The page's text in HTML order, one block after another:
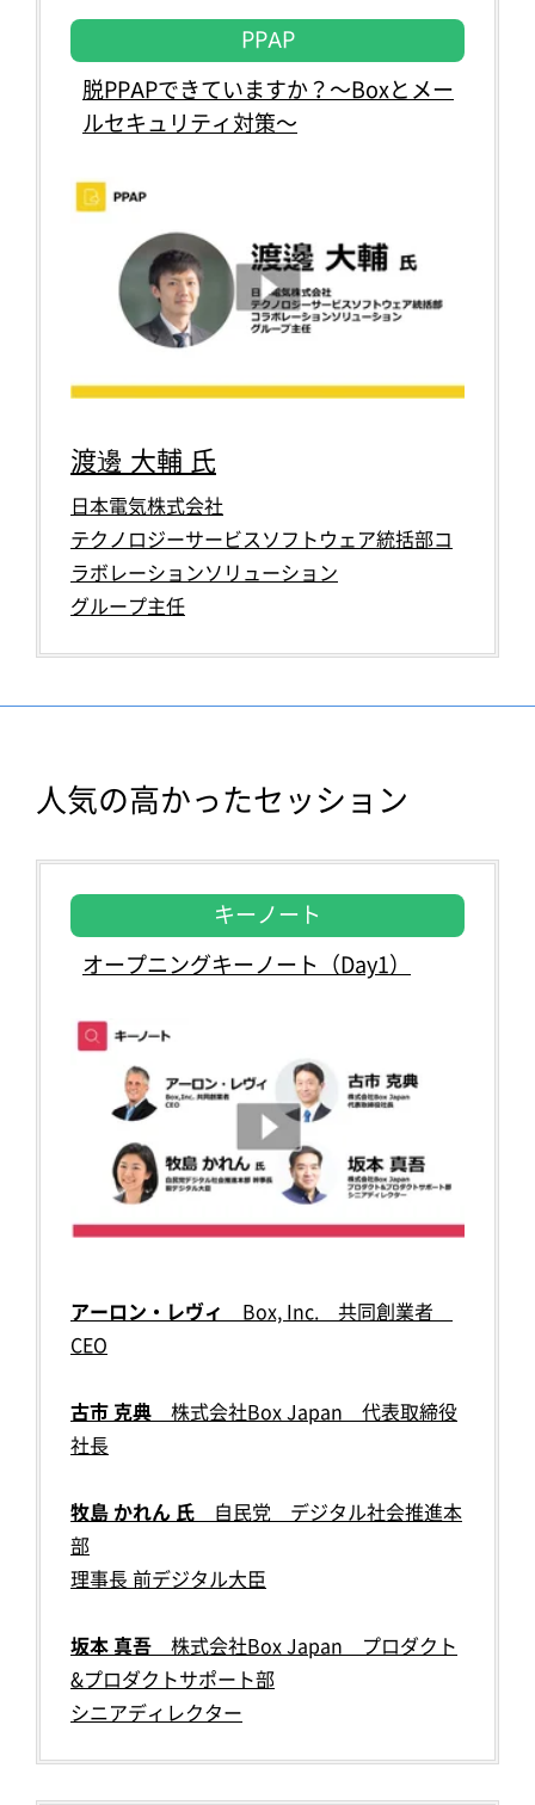
PPAP
脱PPAPできていますか？～Boxとメー
ルセキュリティ対策～
渡邊 大輔 氏
日本電気株式会社
テクノロジーサービスソフトウェア統括部コ
ラボレーションソリューション
グループ主任
人気の高かったセッション
キーノート
オープニングキーノート（Day1）
アーロン・レヴィ
Box, Inc. 共同創業者
CEO
古市 克典 株式会社Box Japan 代表取締役
社長
牧島 かれん 氏 自民党 デジタル社会推進本
部
理事長 前デジタル大臣
坂本 真吾 株式会社Box Japan プロダクト
&プロダクトサポート部
シニアディレクター